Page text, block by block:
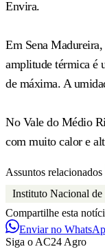
Envira.
Em Sena
amplitude térmica é
de máxima. A
No Vale do Médio
com muito calor e
Assuntos relacionados
Instituto Nacional
Compartilhe esta
Enviar no
Siga o AC24 Agro